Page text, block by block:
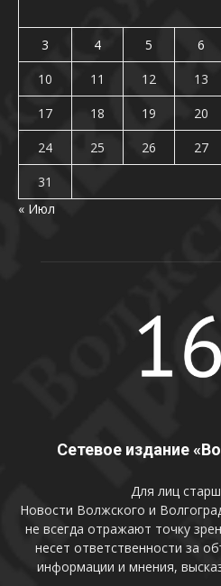
3
4 5 6
10
11 12 13
17
18 19 20
24
25 26 27
31
« Июл
Сетевое издание
Для лиц
Новости Волжского и
не всегда отражают точку
несет ответственности за
информации и мнения,